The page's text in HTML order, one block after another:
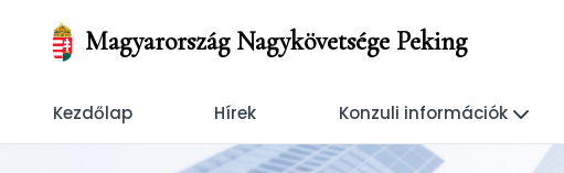
Magyarország Nagykövetsége Peking
Kezdőlap Hírek Konzuli információk